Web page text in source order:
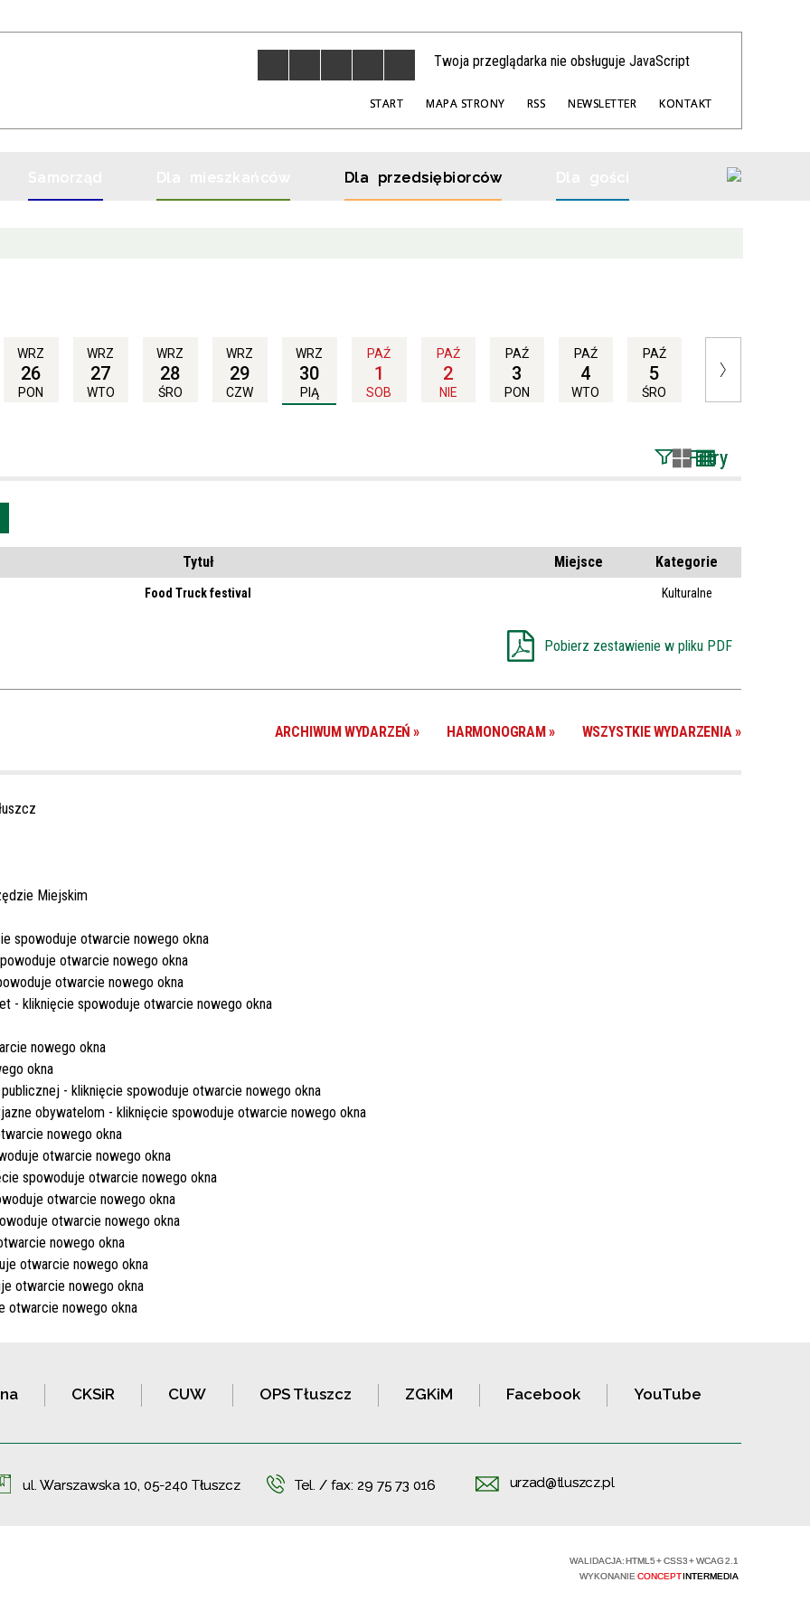
Twoja przeglądarka nie obsługuje JavaScript
START MAPA STRONY RSS NEWSLETTER KONTAKT
Dla przedsiębiorców
WRZ
26
PON
WRZ
27
WTO
WRZ
28
ŚRO
WRZ
29
CZW
WRZ
30
PIĄ
PAŹ
1
SOB
PAŹ
2
NIE
PAŹ
3
PON
PAŹ
4
WTO
PAŹ
5
ŚRO
Filtry
Kategoria
Trwające w
Tytuł Miejsce Kategorie
Food Truck festival Kulturalne
Pobierz zestawienie w pliku PDF
WSZYSTKIE WYDARZENIA
HARMONOGRAM
ARCHIWUM WYDARZEŃ
CKSiR CUW OPS Tłuszcz ZGKiM Facebook YouTube
ul. Warszawska 10, 05-240 Tłuszcz Tel. / fax: 29 75 73 016 urzad@tluszcz.pl
WALIDACJA:HTML5+CSS3+WCAG 2.1
WYKONANIE CONCEPTINTERMEDIA